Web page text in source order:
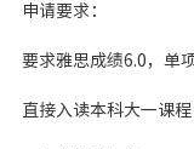
申请要求：
要求雅思成绩6.0，单
直接入读本科大一课程